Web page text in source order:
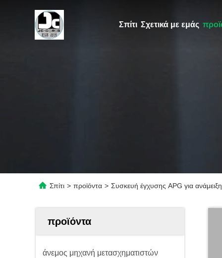
Σπίτι Σχετικά με εμάς
Σπίτι > προϊόντα > Συσκευή έγχυσης APG για
προϊόντα
άνεμος μηχανή μετασχηματιστών